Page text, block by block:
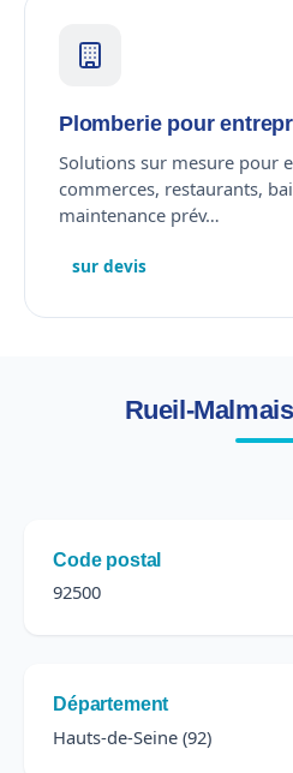
Plomberie pour
Solutions sur mesure pour
commerces, restaurants,
maintenance prév…
sur devis
Rueil-
Code postal
92500
Département
Hauts-de-Seine (92)